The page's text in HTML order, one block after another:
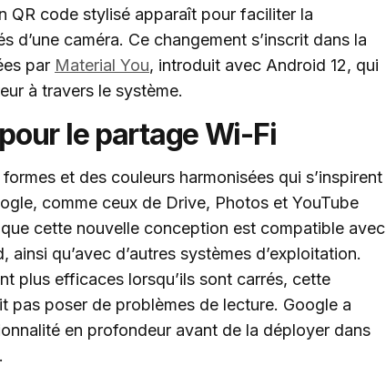
QR code stylisé apparaît pour faciliter la
d’une caméra. Ce changement s’inscrit dans la
par Material You, introduit avec Android 12, qui
à travers le système.
le partage Wi-Fi
et des couleurs harmonisées qui s’inspirent
comme ceux de Drive, Photos et YouTube
cette nouvelle conception est compatible avec
ainsi qu’avec d’autres systèmes d’exploitation.
plus efficaces lorsqu’ils sont carrés, cette
pas poser de problèmes de lecture. Google a
en profondeur avant de la déployer dans